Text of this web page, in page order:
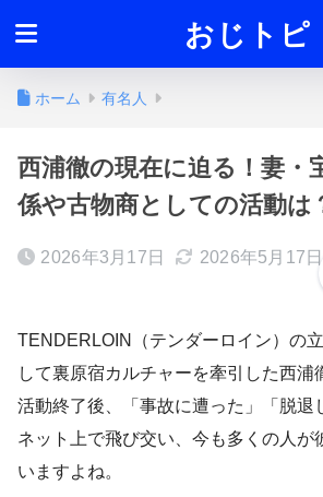
おじトピ
ホーム 有名人
西浦徹の現在に迫る！妻・
係や古物商としての活動は
2026年3月17日 2026年5月17日
TENDERLOIN（テンダーロイン）の
して裏原宿カルチャーを牽引した西浦
活動終了後、「事故に遭った」「脱退
ネット上で飛び交い、今も多くの人が
いますよね。